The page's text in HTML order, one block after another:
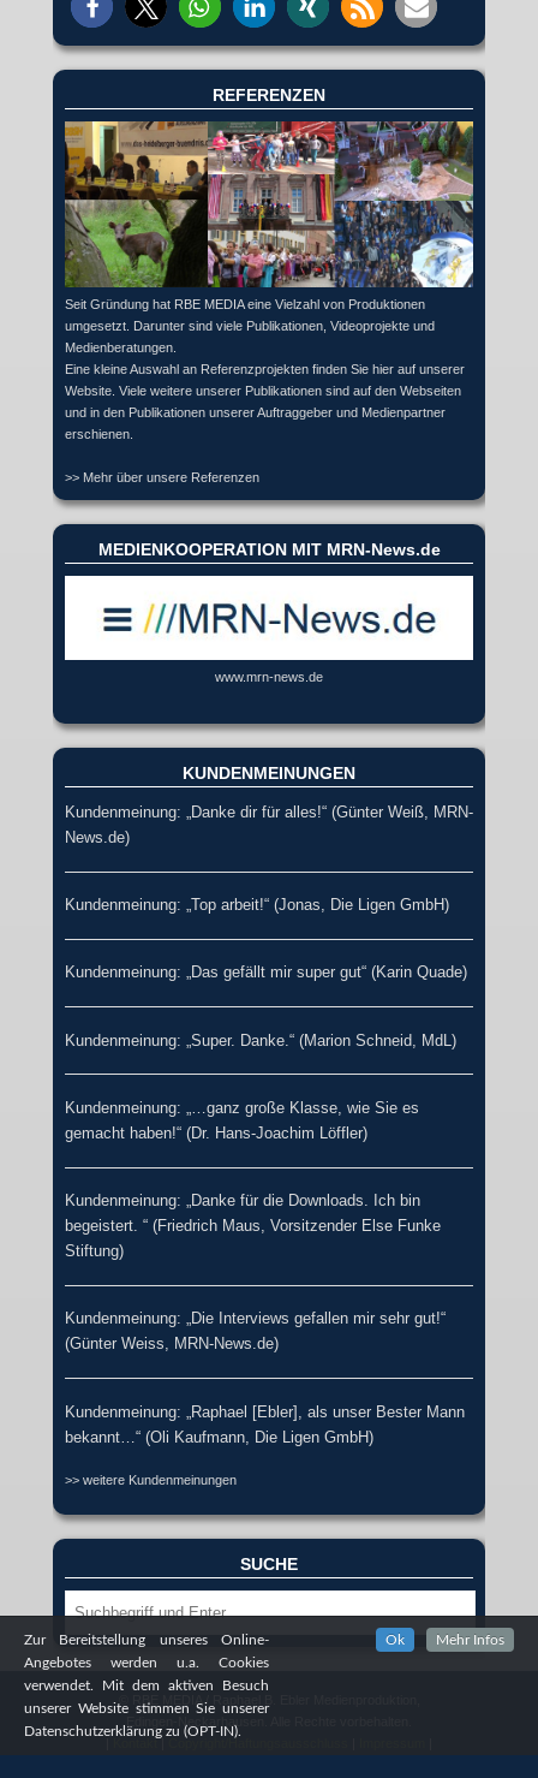
REFERENZEN
Seit Gründung hat RBE MEDIA eine Vielzahl von Produktionen
umgesetzt. Darunter sind viele Publikationen, Videoprojekte und
Medienberatungen.
Eine kleine Auswahl an Referenzprojekten finden Sie hier auf unserer
Website. Viele weitere unserer Publikationen sind auf den Webseiten
und in den Publikationen unserer Auftraggeber und Medienpartner
erschienen.
>> Mehr über unsere Referenzen
MEDIENKOOPERATION MIT MRN-News.de
www.mrn-news.de
KUNDENMEINUNGEN
Kundenmeinung: „Danke dir für alles!“ (Günter Weiß, MRN-
News.de)
Kundenmeinung: „Top arbeit!“ (Jonas, Die Ligen GmbH)
Kundenmeinung: „Das gefällt mir super gut“ (Karin Quade)
Kundenmeinung: „Super. Danke.“ (Marion Schneid, MdL)
Kundenmeinung: „…ganz große Klasse, wie Sie es
gemacht haben!“ (Dr. Hans-Joachim Löffler)
Kundenmeinung: „Danke für die Downloads. Ich bin
begeistert. “ (Friedrich Maus, Vorsitzender Else Funke
Stiftung)
Kundenmeinung: „Die Interviews gefallen mir sehr gut!“
(Günter Weiss, MRN-News.de)
Kundenmeinung: „Raphael [Ebler], als unser Bester Mann
bekannt…“ (Oli Kaufmann, Die Ligen GmbH)
>> weitere Kundenmeinungen
SUCHE
© RBE MEDIA / Raphael B. Ebler Medienproduktion,
Kontakt| Copyright/Haftungsausschluss
Zur Bereitstellung unseres Online-
Angebotes werden u.a. Cookies
verwendet. Mit dem aktiven Besuch
unserer Website stimmen Sie unserer
Datenschutzerklärung zu (OPT-IN).
Ok Mehr Infos